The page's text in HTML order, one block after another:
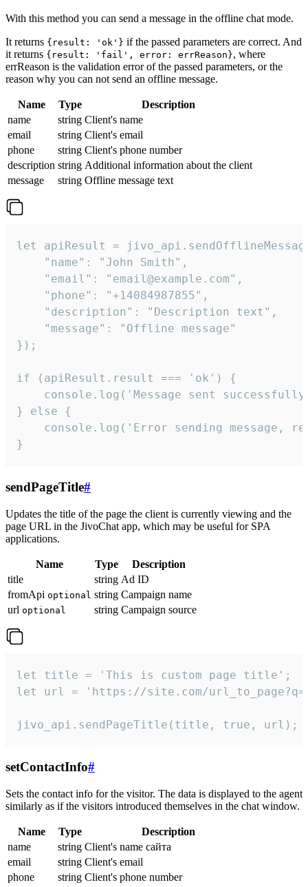
With this method you can send a message in the offline chat mode.
It returns {result: 'ok'} if the passed parameters are correct. And
it returns {result: 'fail', error: errReason}, where
errReason is the validation error of the passed parameters, or the
reason why you can not send an offline message.
Name Type
Description
name
string Client's name
email
string Client's email
phone
string Client's phone number
description string Additional information about the client
message
string Offline message text
let apiResult =
    "name": "John Smith",
    "email": "email@example.com",
    "phone": "+14084987855",
    "description": "Description text",
    "message": "Offline message"
});
if (apiResult.result === 'ok') {
console.log('Message sent
} else {
console.log('Error sending message,
}
sendPageTitle#
Updates the title of the page the client is currently viewing and the
page URL in the JivoChat app, which may be useful for SPA
applications.
Name Type
Description
title
string Ad ID
fromApi optional string Campaign name
url optional string Campaign source
let title = 'This is custom page title';
let url = 'https://site.com/
jivo_api.sendPageTitle(title, true, url);
setContactInfo#
Sets the contact info for the visitor. The data is displayed to the agent
similarly as if the visitors introduced themselves in the chat window.
Name Type
Description
name
string Client's name сайта
email
string Client's email
phone
string Client's phone number